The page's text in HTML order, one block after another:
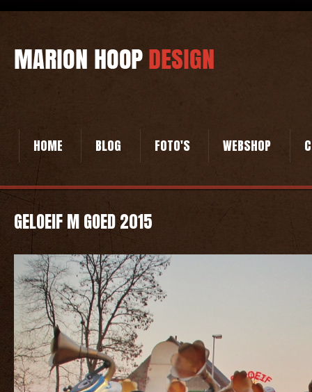
HOME BLOG FOTO'S WEBSHOP
GELOEIF M GOED 2015